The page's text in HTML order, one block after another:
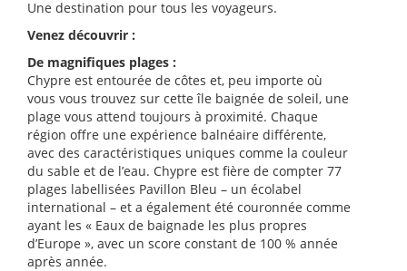
Une destination pour tous les voyageurs.
Venez découvrir :
De magnifiques plages :
Chypre est entourée de côtes et, peu importe où
vous vous trouvez sur cette île baignée de soleil, une
plage vous attend toujours à proximité. Chaque
région offre une expérience balnéaire différente,
avec des caractéristiques uniques comme la couleur
du sable et de l’eau. Chypre est fière de compter 77
plages labellisées Pavillon Bleu – un écolabel
international – et a également été couronnée comme
ayant les « Eaux de baignade les plus propres
d’Europe », avec un score constant de 100 % année
après année.